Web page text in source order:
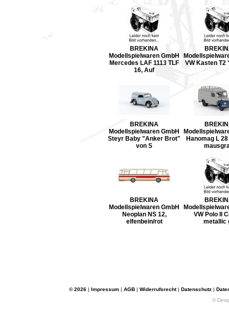
BREKINA
Modellspielwaren GmbH
Mercedes LAF 1113 TLF
16, Auf
VW Kasten T2
BREKINA
Modellspielwaren GmbH
Steyr Baby "Anker Brot"
von S
Hanomag L
BREKINA
Modellspielwaren GmbH
Neoplan NS 12,
elfenbein/rot
VW Polo II
metallic
© 2026 | Impressum | AGB | Widerrufsrecht| Datenschutz |
©